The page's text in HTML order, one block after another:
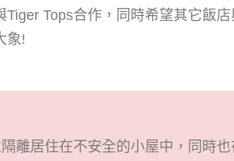
Tiger Tops合作， 同時希望其它飯
象!
離居住在不安全的小屋中，同時